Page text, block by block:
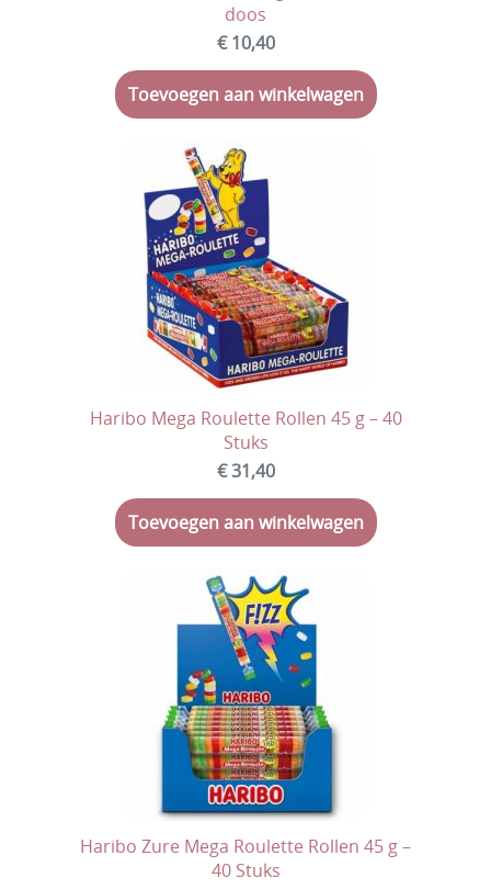
doos
€ 10,40
Toevoegen aan winkelwagen
Haribo Mega Roulette Rollen 45 g – 40
Stuks
€ 31,40
Toevoegen aan winkelwagen
Haribo Zure Mega Roulette Rollen 45 g –
40 Stuks